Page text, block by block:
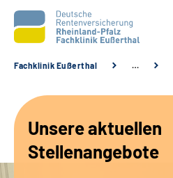
Unsere Angebote
Fachklinik Eußerthal …
Unsere aktuellen
Stellenangebote